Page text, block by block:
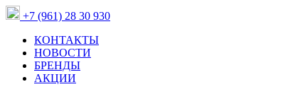
+7 (961) 28 30 930
КОНТАКТЫ
НОВОСТИ
БРЕНДЫ
АКЦИИ